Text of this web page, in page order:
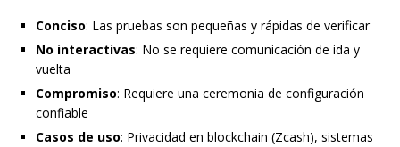
Conciso: Las pruebas son pequeñas y rápidas de verificar
No interactivas: No se requiere comunicación de ida y
vuelta
Compromiso: Requiere una ceremonia de configuración
confiable
Casos de uso: Privacidad en blockchain (Zcash), sistemas